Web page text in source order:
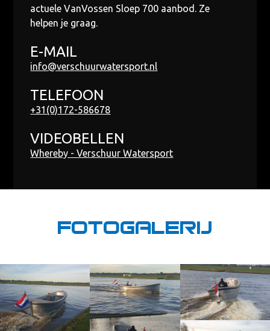
actuele VanVossen Sloep 700 aanbod. Ze
helpen je graag.
E-MAIL
info@verschuurwatersport.nl
TELEFOON
+31(0)172-586678
VIDEOBELLEN
Whereby - Verschuur Watersport
Fotogalerij